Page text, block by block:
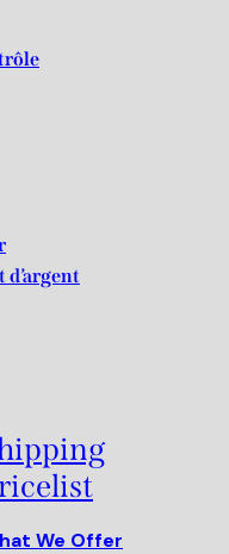
d’argent
We Offer